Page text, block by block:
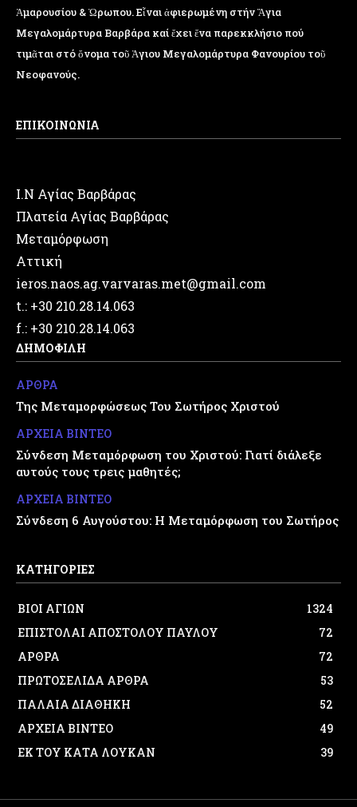
Ἁμαρουσίου & Ὠρωπου. Εἶναι ἀφιερωμένη στήν Ἅγια
Μεγαλομάρτυρα Βαρβάρα καί ἔχει ἕνα παρεκκλήσιο πού
τιμᾶται στό ὄνομα τοῦ Ἁγιου Μεγαλομάρτυρα Φανουρίου τοῦ
Νεοφανούς.
ΕΠΙΚΟΙΝΩΝΙΑ
Ι.Ν Αγίας Βαρβάρας
Πλατεία Αγίας Βαρβάρας
Μεταμόρφωση
Αττική
ieros.naos.ag.varvaras.met@gmail.com
t.: +30 210.28.14.063
f.: +30 210.28.14.063
ΔΗΜΟΦΙΛΗ
ΑΡΘΡΑ
Της Μεταμορφώσεως Του Σωτήρος Χριστού
ΑΡΧΕΙΑ ΒΙΝΤΕΟ
Σύνδεση Μεταμόρφωση του Χριστού: Γιατί διάλεξε
αυτούς τους τρεις μαθητές;
ΑΡΧΕΙΑ ΒΙΝΤΕΟ
Σύνδεση 6 Αυγούστου: Η Μεταμόρφωση του Σωτήρος
ΚΑΤΗΓΟΡΙΕΣ
ΒΙΟΙ ΑΓΙΩΝ
1324
ΕΠΙΣΤΟΛΑΙ ΑΠΟΣΤΟΛΟΥ ΠΑΥΛΟΥ
72
ΑΡΘΡΑ
72
ΠΡΩΤΟΣΕΛΙΔΑ ΑΡΘΡΑ
53
ΠΑΛΑΙΑ ΔΙΑΘΗΚΗ
52
ΑΡΧΕΙΑ ΒΙΝΤΕΟ
49
ΕΚ ΤΟΥ ΚΑΤΑ ΛΟΥΚΑΝ
39